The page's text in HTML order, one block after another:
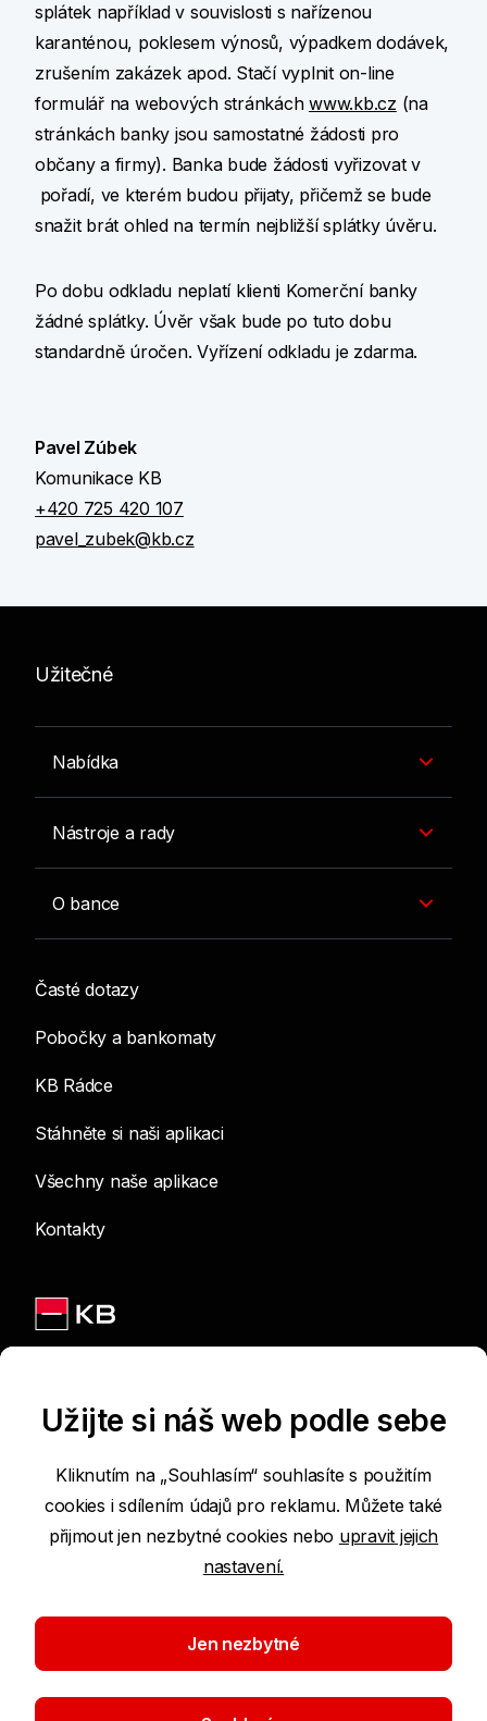
splátek například v souvislosti s nařízenou
karanténou, poklesem výnosů, výpadkem dodávek,
zrušením zakázek apod. Stačí vyplnit on-line
formulář na webových stránkáchwww.kb.cz (na
stránkách banky jsou samostatné žádosti pro
občany a firmy). Banka bude žádosti vyřizovat v
pořadí, ve kterém budou přijaty, přičemž se bude
snažit brát ohled na termín nejbližší splátky úvěru.
Po dobu odkladu neplatí klienti Komerční banky
žádné splátky. Úvěr však bude po tuto dobu
standardně úročen. Vyřízení odkladu je zdarma.
Pavel Zúbek
Komunikace KB
+420 725 420 107
pavel_zubek@kb.cz
Užitečné
Nabídka
Nástroje a rady
O bance
Časté dotazy
Pobočky a bankomaty
KB Rádce
Stáhněte si naši aplikaci
Všechny naše aplikace
Kontakty
Podmínky používání internetových stránek
Prohlášení o přístupnosti
Ochrana osobních údajů
Užijte si náš web podle sebe
Kliknutím na „Souhlasím“ souhlasíte s použitím
cookies i sdílením údajů pro reklamu. Můžete také
přijmout jen nezbytné cookies nebo upravit jejich
nastavení.
Jen nezbytné